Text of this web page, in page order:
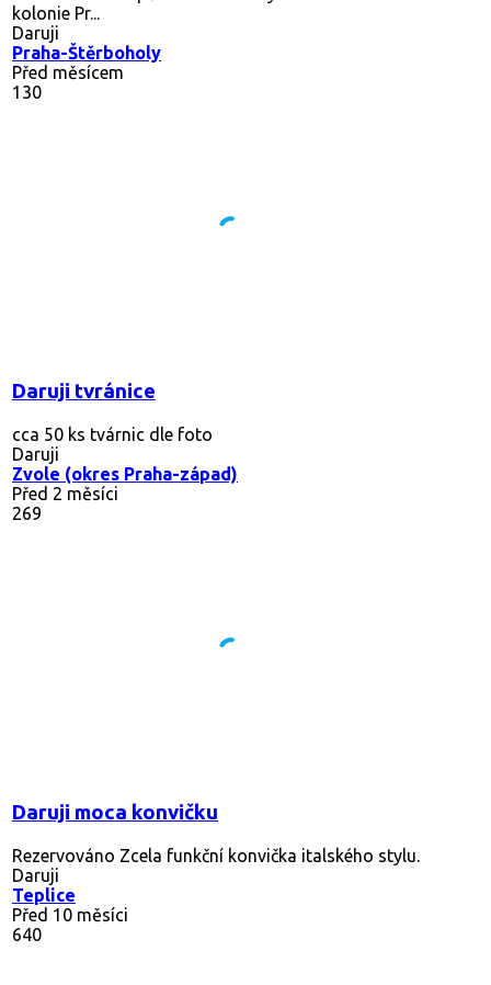
kolonie Pr...
Daruji
Praha-Štěrboholy
Před měsícem
130
Daruji tvránice
cca 50 ks tvárnic dle foto
Daruji
Zvole (okres Praha-západ)
Před 2 měsíci
269
Daruji moca konvičku
Rezervováno Zcela funkční konvička italského stylu.
Daruji
Teplice
Před 10 měsíci
640